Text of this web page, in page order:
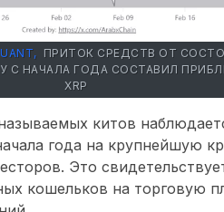
ПРИТОК СРЕДСТВ ОТ
НАЧАЛА ГОДА СОСТАВИЛ
XRP
китов
года на крупнейшую
Это
кошельков на торговую